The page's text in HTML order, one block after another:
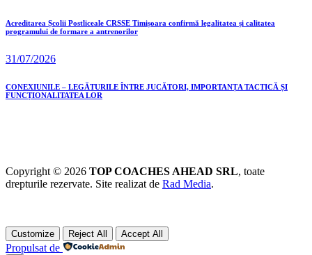
Acreditarea Școlii Postliceale CRSSE Timișoara confirmă legalitatea și calitatea
programului de formare a antrenorilor
31/07/2026
CONEXIUNILE – LEGĂTURILE ÎNTRE JUCĂTORI, IMPORTANȚA TACTICĂ ȘI
FUNCȚIONALITATEA LOR
Copyright © 2026 TOP COACHES AHEAD SRL, toate
drepturile rezervate. Site realizat de Rad Media.
Customize Reject All Accept All
Propulsat de